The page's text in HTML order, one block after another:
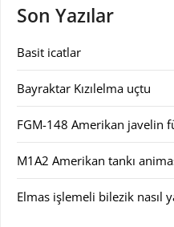
Son Yazılar
Basit icatlar
Bayraktar Kızılelma uçtu
FGM-148 Amerikan javelin
M1A2 Amerikan tankı
Elmas işlemeli bilezik nasıl